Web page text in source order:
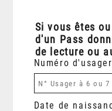
Si vous êtes
d'un Pass
de lecture ou
Numéro d'usager
Date de